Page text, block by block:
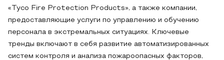
«Tyco Fire Protection Products», а также компании,
предоставляющие услуги по управлению и обучению
персонала в экстремальных ситуациях. Ключевые
тренды включают в себя развитие автоматизированных
систем контроля и анализа пожароопасных факторов,